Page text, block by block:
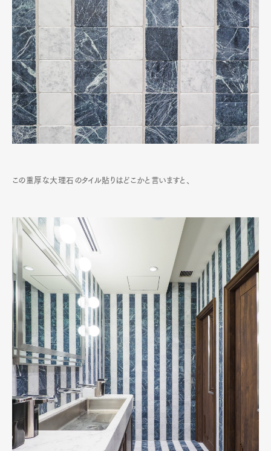
この重厚な大理石のタイル貼りはどこかと言いますと、